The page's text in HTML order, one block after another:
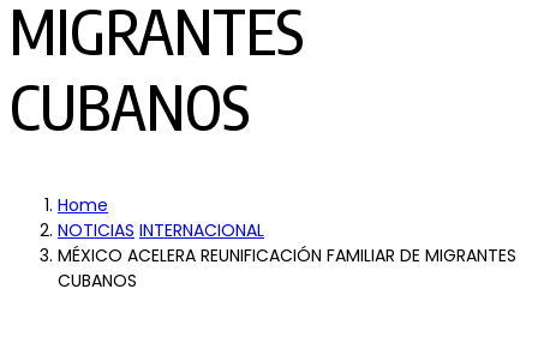
MIGRANTES
CUBANOS
Home
NOTICIAS INTERNACIONAL
MÉXICO ACELERA REUNIFICACIÓN FAMILIAR DE MIGRANTES
CUBANOS